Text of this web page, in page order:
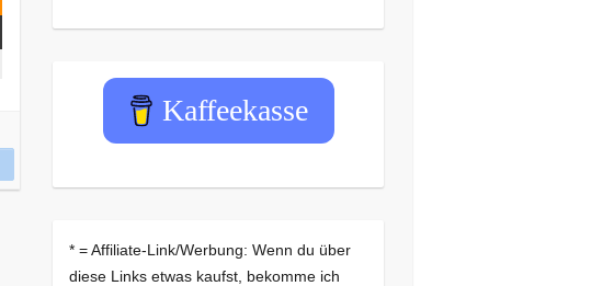
Kaffeekasse
* = Affiliate-Link/Werbung: Wenn du über
diese Links etwas kaufst, bekomme ich